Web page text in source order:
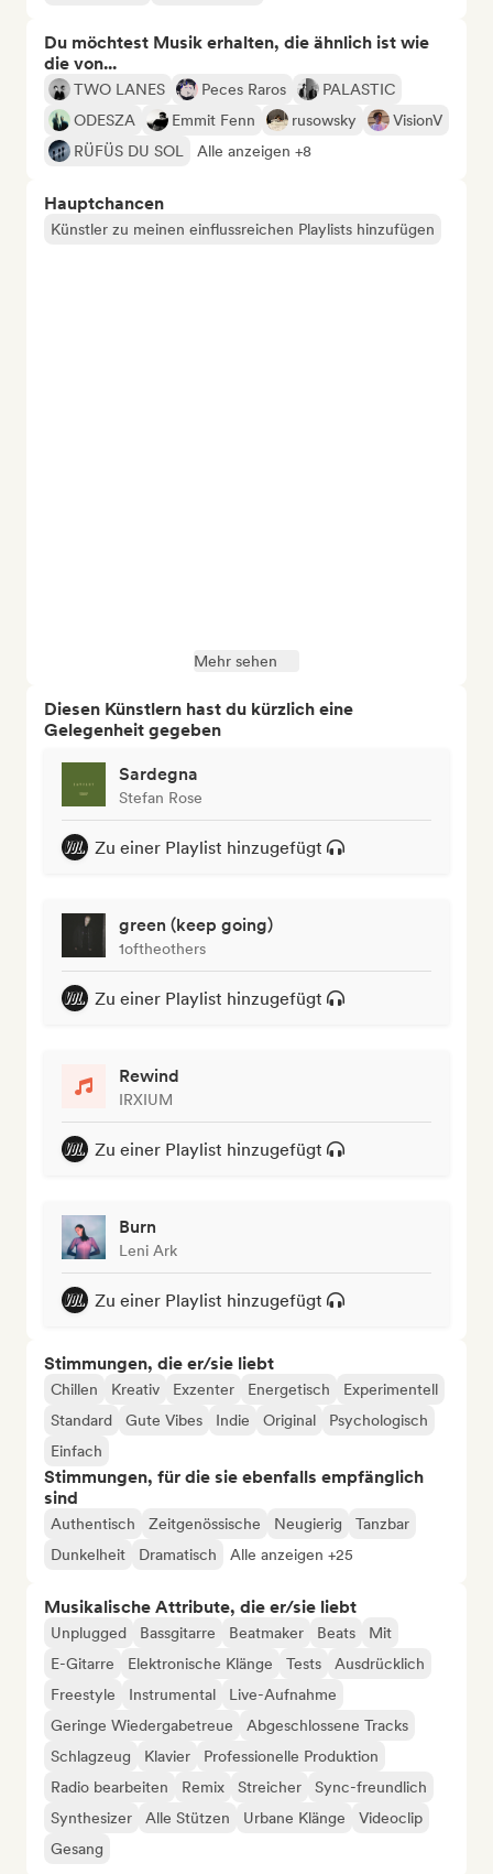
Du möchtest Musik erhalten, die ähnlich ist wie
die von...
TWO LANES Peces Raros
PALASTIC
ODESZA
Emmit Fenn rusowsky
VisionV
RÜFÜS DU SOL
Alle anzeigen +8
Hauptchancen
Künstler zu meinen einflussreichen Playlists hinzufügen
Mehr sehen
Diesen Künstlern hast du kürzlich eine
Gelegenheit gegeben
Sardegna
Stefan Rose
Zu einer Playlist hinzugefügt
green (keep going)
1oftheothers
Zu einer Playlist hinzugefügt
Rewind
IRXIUM
Zu einer Playlist hinzugefügt
Burn
Leni Ark
Zu einer Playlist hinzugefügt
Stimmungen, die er/sie liebt
Chillen Kreativ Exzenter Energetisch
Experimentell
Standard
Gute Vibes Indie Original
Psychologisch
Einfach
Stimmungen, für die sie ebenfalls empfänglich
sind
Authentisch Zeitgenössische Neugierig
Tanzbar
Dunkelheit
Dramatisch Alle anzeigen +25
Musikalische Attribute, die er/sie liebt
Unplugged Bassgitarre Beatmaker Beats
Mit
E-Gitarre
Elektronische Klänge Tests
Ausdrücklich
Freestyle
Instrumental
Live-Aufnahme
Geringe Wiedergabetreue
Abgeschlossene Tracks
Schlagzeug
Klavier
Professionelle Produktion
Radio bearbeiten
Remix Streicher
Sync-freundlich
Synthesizer
Alle Stützen Urbane Klänge
Videoclip
Gesang